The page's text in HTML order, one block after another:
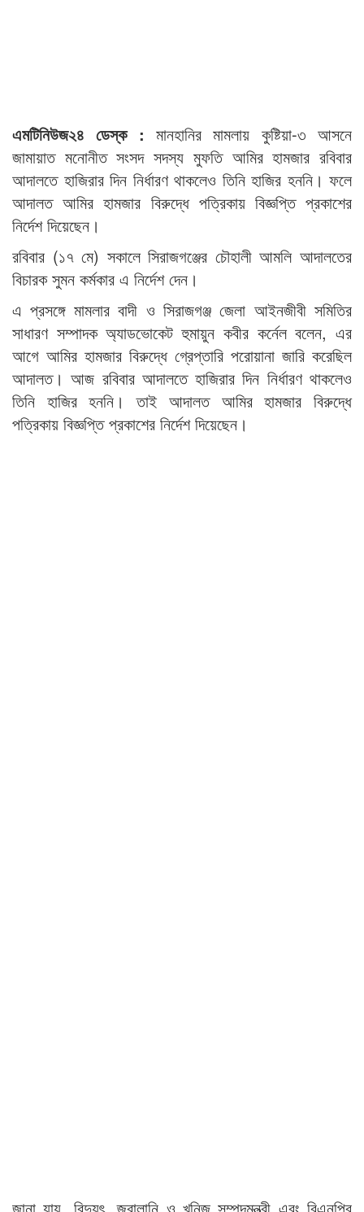
এমটিনিউজ২৪ ডেস্ক : মানহানির মামলায় কুষ্টিয়া-৩ আসনে
জামায়াত মনোনীত সংসদ সদস্য মুফতি আমির হামজার রবিবার
আদালতে হাজিরার দিন নির্ধারণ থাকলেও তিনি হাজির হননি। ফলে
আদালত আমির হামজার বিরুদ্ধে পত্রিকায় বিজ্ঞপ্তি প্রকাশের
নির্দেশ দিয়েছেন।
রবিবার (১৭ মে) সকালে সিরাজগঞ্জের চৌহালী আমলি আদালতের
বিচারক সুমন কর্মকার এ নির্দেশ দেন।
এ প্রসঙ্গে মামলার বাদী ও সিরাজগঞ্জ জেলা আইনজীবী সমিতির
সাধারণ সম্পাদক অ্যাডভোকেট হুমায়ুন কবীর কর্নেল বলেন, এর
আগে আমির হামজার বিরুদ্ধে গ্রেপ্তারি পরোয়ানা জারি করেছিল
আদালত। আজ রবিবার আদালতে হাজিরার দিন নির্ধারণ থাকলেও
তিনি হাজির হননি। তাই আদালত আমির হামজার বিরুদ্ধে
পত্রিকায় বিজ্ঞপ্তি প্রকাশের নির্দেশ দিয়েছেন।